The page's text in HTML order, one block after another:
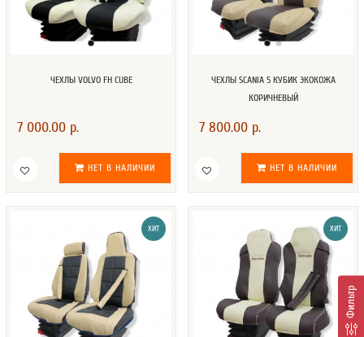
ЧЕХЛЫ VOLVO FH CUBE
7 000.00 р.
НЕТ В НАЛИЧИИ
ЧЕХЛЫ SCANIA 5 КУБИК ЭКОКОЖА
КОРИЧНЕВЫЙ
7 800.00 р.
НЕТ В НАЛИЧИИ
ХИТ ХИТ
Фильтр